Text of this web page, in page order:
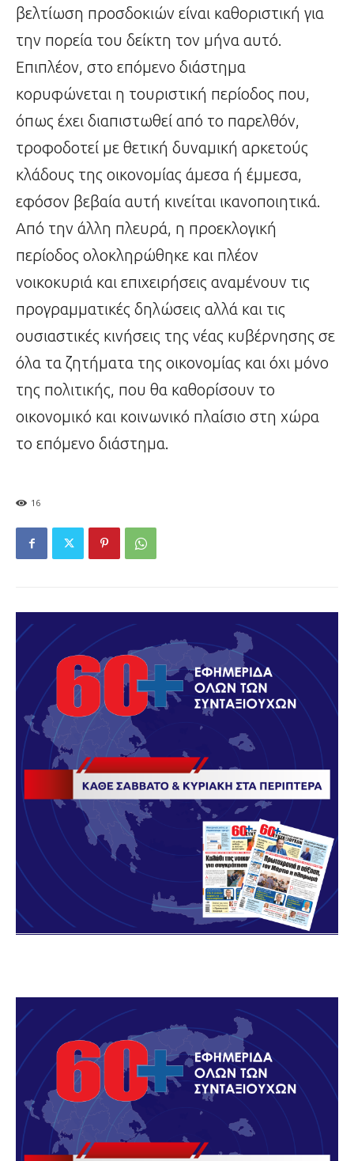
βελτίωση προσδοκιών είναι καθοριστική για
την πορεία του δείκτη τον μήνα αυτό.
Επιπλέον, στο επόμενο διάστημα
κορυφώνεται η τουριστική περίοδος που,
όπως έχει διαπιστωθεί από το παρελθόν,
τροφοδοτεί με θετική δυναμική αρκετούς
κλάδους της οικονομίας άμεσα ή έμμεσα,
εφόσον βεβαία αυτή κινείται ικανοποιητικά.
Από την άλλη πλευρά, η προεκλογική
περίοδος ολοκληρώθηκε και πλέον
νοικοκυριά και επιχειρήσεις αναμένουν τις
προγραμματικές δηλώσεις αλλά και τις
ουσιαστικές κινήσεις της νέας κυβέρνησης σε
όλα τα ζητήματα της οικονομίας και όχι μόνο
της πολιτικής, που θα καθορίσουν το
οικονομικό και κοινωνικό πλαίσιο στη χώρα
το επόμενο διάστημα.
16